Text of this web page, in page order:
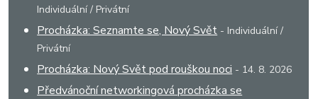
Individuální / Privátní
Procházka: Seznamte se, Nový Svět - Individuální /
Privátní
Procházka: Nový Svět pod rouškou noci - 14. 8. 2026
Předvánoční networkingová procházka se